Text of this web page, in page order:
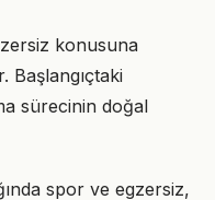
konusuna
Başlangıçtaki
sürecinin doğal
spor ve egzersiz,